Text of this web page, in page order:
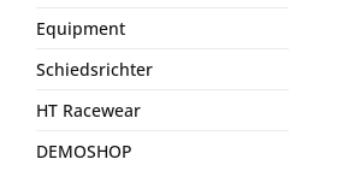
Equipment
Schiedsrichter
HT Racewear
DEMOSHOP